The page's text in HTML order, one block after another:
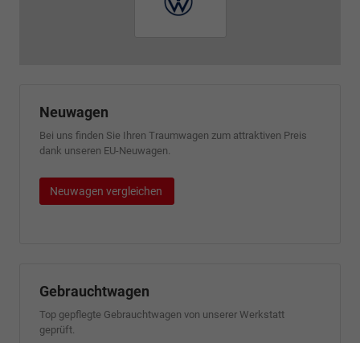
Neuwagen
Bei uns finden Sie Ihren Traumwagen zum attraktiven Preis
dank unseren EU-Neuwagen.
Neuwagen vergleichen
Gebrauchtwagen
Top gepflegte Gebrauchtwagen von unserer Werkstatt
geprüft.